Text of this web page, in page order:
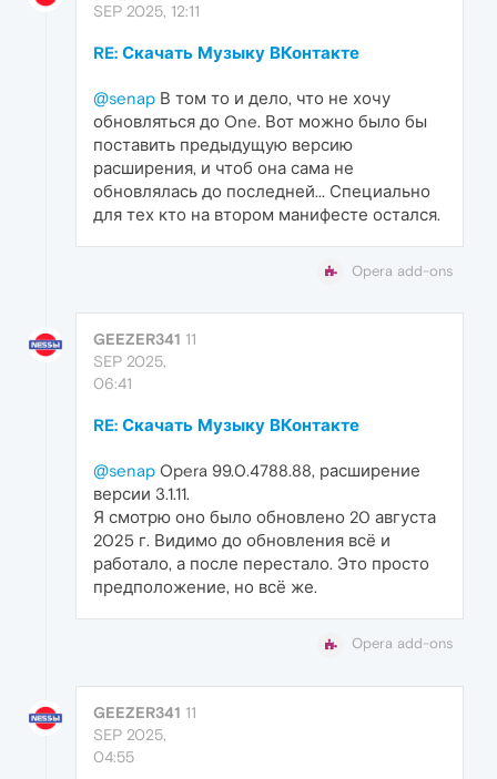
SEP 2025, 12:11
RE: Скачать Музыку ВКонтакте
@senap В том то и дело, что не хочу
обновляться до One. Вот можно было бы
поставить предыдущую версию
расширения, и чтоб она сама не
обновлялась до последней... Специально
для тех кто на втором манифесте остался.
Opera add-ons
GEEZER341 11
SEP 2025,
06:41
RE: Скачать Музыку ВКонтакте
@senap Opera 99.0.4788.88, расширение
версии 3.1.11.
Я смотрю оно было обновлено 20 августа
2025 г. Видимо до обновления всё и
работало, а после перестало. Это просто
предположение, но всё же.
Opera add-ons
GEEZER341 11
SEP 2025,
04:55